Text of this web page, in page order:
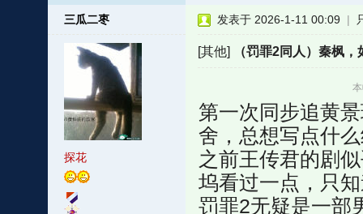
三瓜二枣
探花
发表于 2026-1-11 00:09 |
[其他]（罚罪2同人）秦枫，
第一次同步追黄
舍，总想写点什
之前王传君的剧
坞看过一点，只
罚罪2无疑是一部